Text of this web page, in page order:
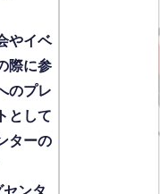
やイベ
際に参
のプレ
として
ターの